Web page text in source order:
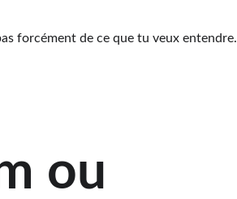
forcément de ce que tu veux entendre.
ou